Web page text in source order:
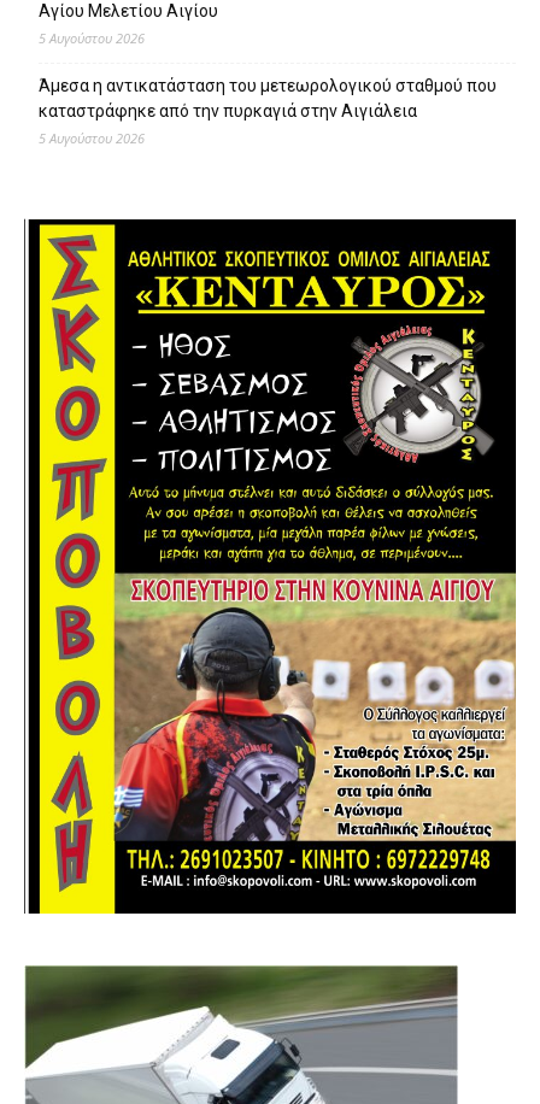
Αγίου Μελετίου Αιγίου
5 Αυγούστου 2026
Άμεσα η αντικατάσταση του μετεωρολογικού σταθμού που
καταστράφηκε από την πυρκαγιά στην Αιγιάλεια
5 Αυγούστου 2026